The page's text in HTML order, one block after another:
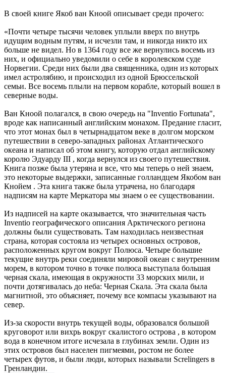
В своей книге Якоб ван Кноой описывает среди прочего:
«Почти четыре тысячи человек уплыли вверх по внутрь
идущим водным путям, и исчезли там, и никогда никто их
больше не видел. Но в 1364 году все же вернулись восемь из
них, и официально уведомили о себе в королевском суде
Норвегии. Среди них были два священника, один из которых
имел астролябию, и происходил из одной Брюссельской
семьи. Все восемь плыли на первом корабле, который вошел в
северные воды.
Ван Кноой полагался, в свою очередь на "Inventio Fortunata",
вроде как написанный английским монахом. Предание гласит,
что этот монах был в четырнадцатом веке в долгом морском
путешествии в северо-западных районах Атлантического
океана и написал об этом книгу, которую отдал английскому
королю Эдуарду III , когда вернулся из своего путешествия.
Книга позже была утеряна и все, что мы теперь о ней знаем,
это некоторые выдержки, записанные голландцем Якобом ван
Кнойем . Эта книга также была утрачена, но благодаря
надписям на карте Меркатора мы знаем о ее существовании.
Из надписей на карте оказывается, что значительная часть
Inventio географического описания Арктического региона
должны были существовать. Там находилась неизвестная
страна, которая состояла из четырех основных островов,
расположенных кругом вокруг Полюса. Четыре большие
текущие внутрь реки соединяли мировой океан с внутренним
морем, в котором точно в точке полюса выступала большая
черная скала, имеющая в окружности 33 морских мили, и
почти дотягивалась до неба: Черная Скала. Эта скала была
магнитной, это объясняет, почему все компасы указывают на
север.
Из-за скорости внутрь текущей воды, образовался большой
круговорот или вихрь вокруг скалистого острова , в котором
вода в конечном итоге исчезала в глубинах земли. Один из
этих островов был населен пигмеями, ростом не более
четырех футов, и были люди, которых называли Screlingers в
Гренландии.